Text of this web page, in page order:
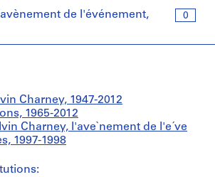
0
de l'événement,
Charney, 1947-2012
1965-2012
Charney, l'ave`nement de l'e´ve
1997-1998